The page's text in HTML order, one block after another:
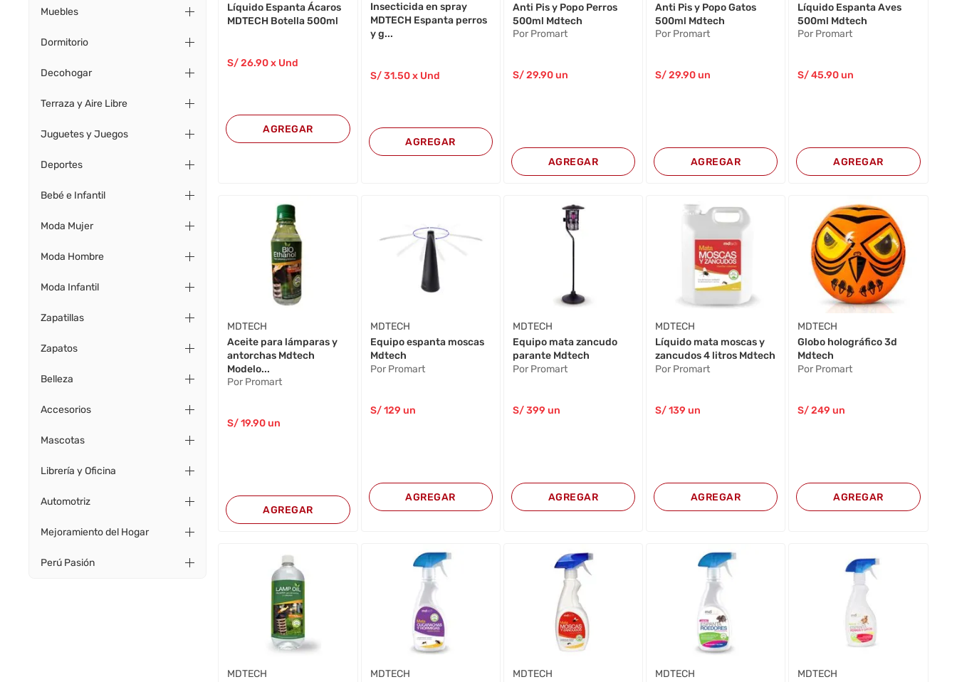
Muebles
Dormitorio
Decohogar
Terraza y Aire Libre
Juguetes y Juegos
Deportes
Bebé e Infantil
Moda Mujer
Moda Hombre
Moda Infantil
Zapatillas
Zapatos
Belleza
Accesorios
Mascotas
Librería y Oficina
Automotriz
Mejoramiento del Hogar
Perú Pasión
Líquido Espanta Ácaros
MDTECH Botella 500ml
S/26.90x Und
AGREGAR
Insecticida en spray
MDTECH Espanta perros
y g...
S/31.50 x Und
AGREGAR
Anti Pis y Popo Perros
500ml Mdtech
Por Promart
S/29.90un
AGREGAR
Anti Pis y Popo Gatos
500ml Mdtech
Por Promart
S/29.90un
AGREGAR
Líquido Espanta Aves
500ml Mdtech
Por Promart
S/45.90un
AGREGAR
MDTECH
Aceite para lámparas y
antorchas Mdtech
Modelo...
Por Promart
S/19.90un
AGREGAR
MDTECH
Equipo espanta moscas
Mdtech
Por Promart
S/129 un
AGREGAR
MDTECH
Equipo mata zancudo
parante Mdtech
Por Promart
S/399 un
AGREGAR
MDTECH
Líquido mata moscas y
zancudos 4 litros Mdtech
Por Promart
S/139 un
AGREGAR
MDTECH
Globo holográfico 3d
Mdtech
Por Promart
S/249 un
AGREGAR
MDTECH
MDTECH
MDTECH
MDTECH
MDTECH